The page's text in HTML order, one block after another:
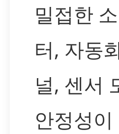
밀접한
터, 자동
널, 센서
안정성